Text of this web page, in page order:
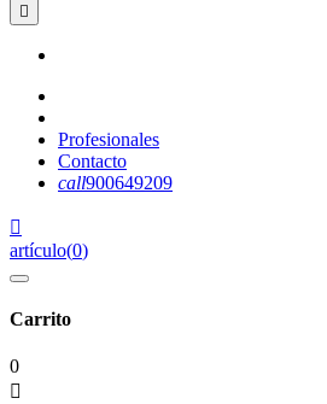

Profesionales
Contacto
call900649209

artículo(0)
Carrito
0
